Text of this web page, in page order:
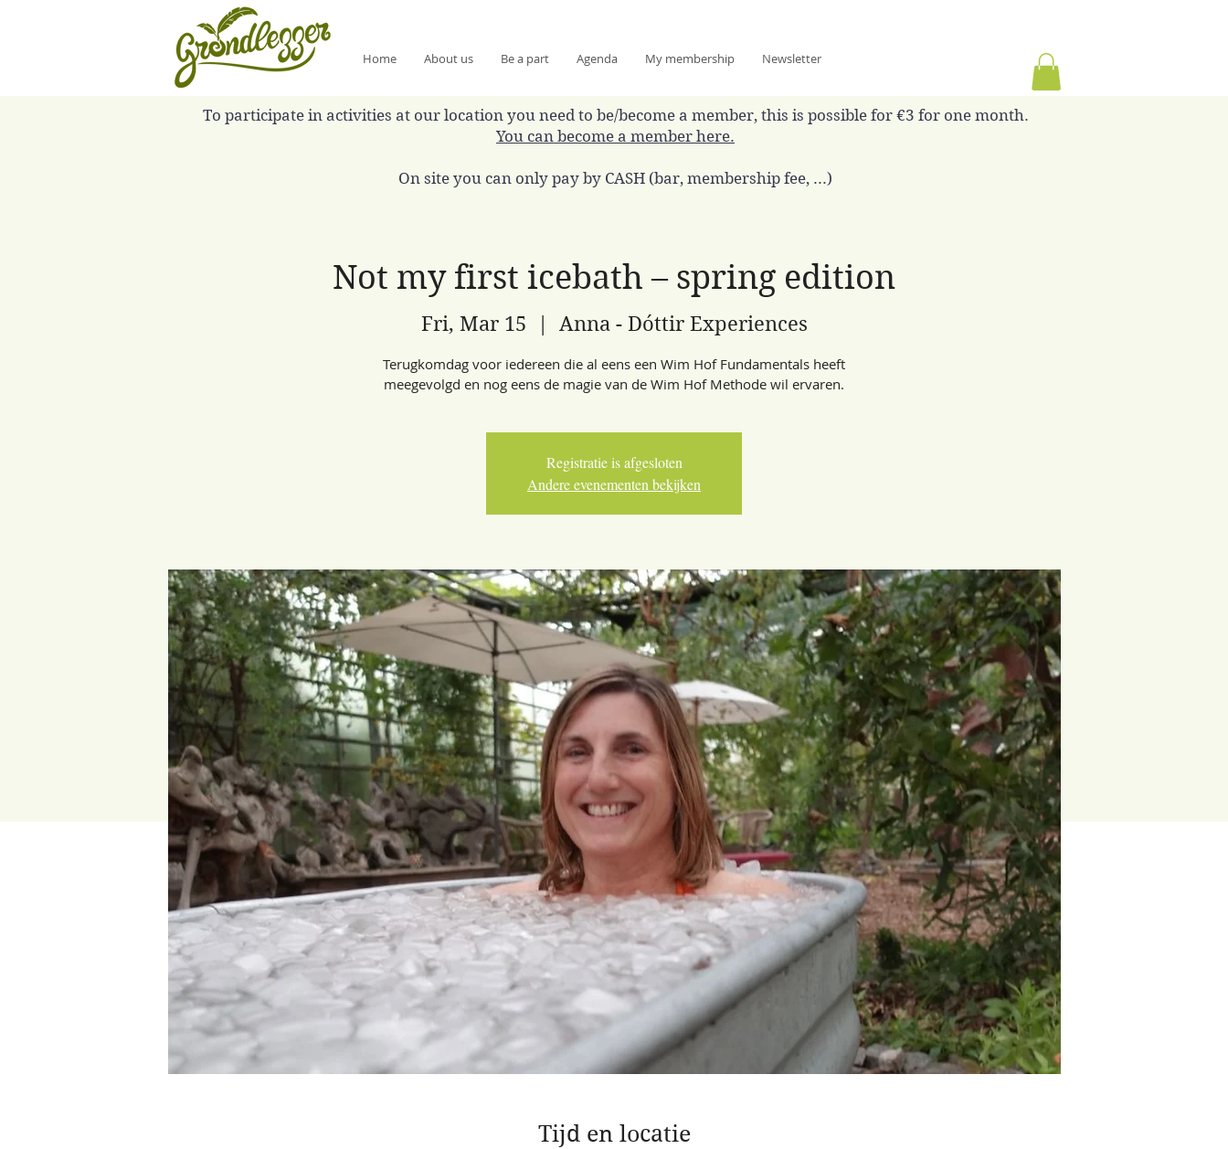
Home About us Be a part Agenda My membership Newsletter
To participate in activities at our location you need to be/become a member, this is possible for €3 for one month.
You can become a member here.
On site you can only pay by CASH (bar, membership fee, ...)
Not my first icebath – spring edition
Fri, Mar 15
  |
Anna - Dóttir Experiences
Terugkomdag voor iedereen die al eens een Wim Hof Fundamentals heeft
meegevolgd en nog eens de magie van de Wim Hof Methode wil ervaren.
Registratie is afgesloten
Andere evenementen bekijken
Tijd en locatie